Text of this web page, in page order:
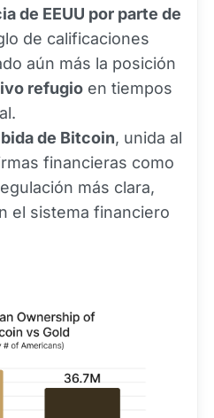
de EEUU por parte de
de calificaciones
aún más la posición
refugio en tiempos
de Bitcoin, unida al
financieras como
más clara,
el sistema financiero